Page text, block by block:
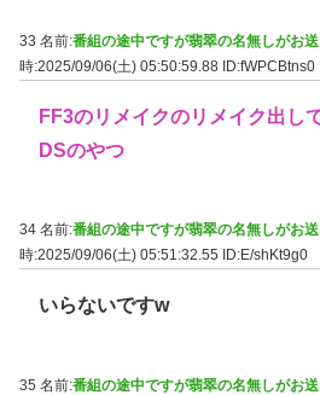
33 名前:番組の途中ですが翡翠の名無しがお
時:2025/09/06(土) 05:50:59.88 ID:fWPCBtns0
FF3のリメイクのリメイク出し
DSのやつ
34 名前:番組の途中ですが翡翠の名無しがお
時:2025/09/06(土) 05:51:32.55
ID:E/shKt9g0
いらないですw
35 名前:番組の途中ですが翡翠の名無しがお